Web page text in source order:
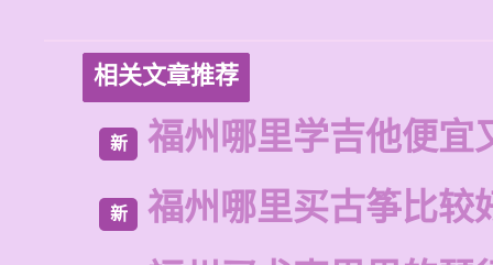
相关文章推荐
新 福州哪里学吉他便宜
新
福州哪里买古筝比较